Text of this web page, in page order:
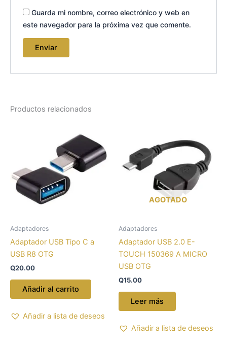
Guarda mi nombre, correo electrónico y web en
este navegador para la próxima vez que comente.
Productos relacionados
Adaptadores
Adaptador USB Tipo C a
USB R8 OTG
Q20.00
Añadir al carrito
Añadir a lista de deseos
AGOTADO
Adaptadores
Adaptador USB 2.0 E-
TOUCH 150369 A MICRO
USB OTG
Q15.00
Leer más
Añadir a lista de deseos